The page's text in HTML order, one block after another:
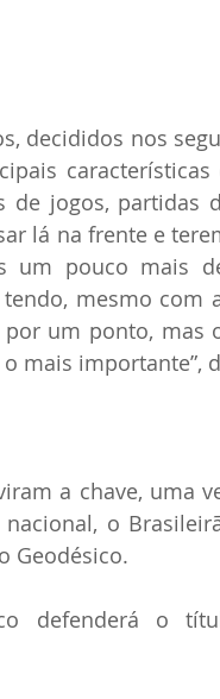
decididos nos
de jogos, partidas
lá na frente e
pouco mais
mesmo com
por um ponto,
mais importante”,
a chave, uma
o
Geodésico.
defenderá o